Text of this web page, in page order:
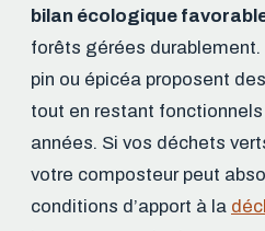
bilan écologique
forêts gérées
pin ou épicéa proposent
tout en restant
années. Si vos déchets
votre composteur peut
conditions d’apport à la